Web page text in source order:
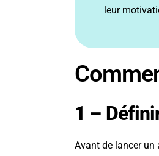
leur
1 –
Avant de lancer un